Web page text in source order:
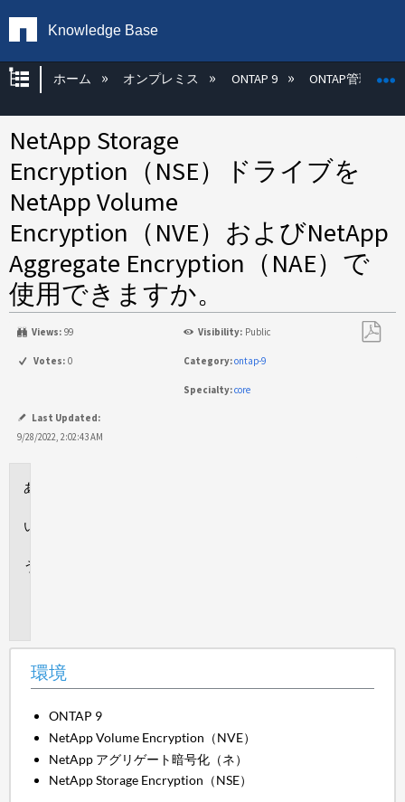
Knowledge Base
グローバル階層を展開/折りたたむ
ホーム オンプレミス ONTAP 9 ONTAP管理
NetApp Storage
Encryption（NSE）ドライブを
NetApp Volume
Encryption（NVE）およびNetApp
Aggregate Encryption（NAE）で
使用できますか。
Views: 99 Visibility: Public
Votes: 0 Category:ontap-9
Specialty:core
Last Updated:
9/28/2022, 2:02:43 AM
環境
ONTAP 9
NetApp Volume Encryption（NVE）
NetApp アグリゲート暗号化（ネ）
NetApp Storage Encryption（NSE）